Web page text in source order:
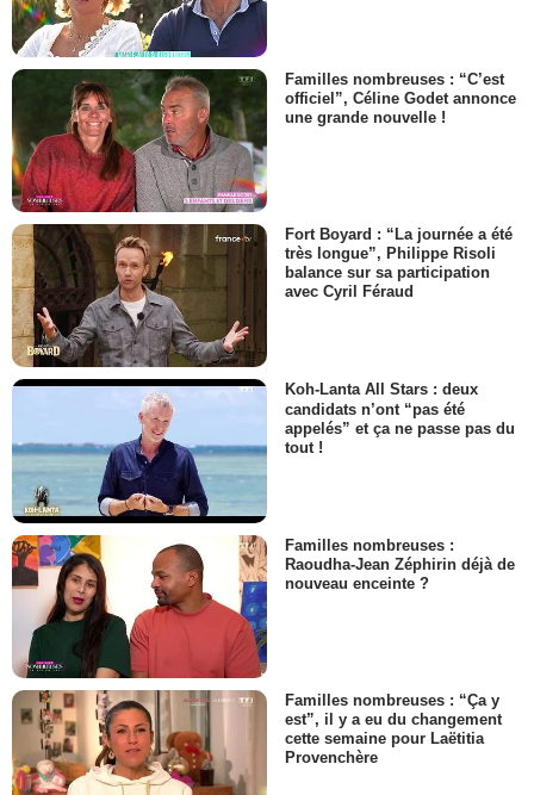
Familles nombreuses : “C’est
officiel”, Céline Godet annonce
une grande nouvelle !
Fort Boyard : “La journée a été
très longue”, Philippe Risoli
balance sur sa participation
avec Cyril Féraud
Koh-Lanta All Stars : deux
candidats n’ont “pas été
appelés” et ça ne passe pas du
tout !
Familles nombreuses :
Raoudha-Jean Zéphirin déjà de
nouveau enceinte ?
Familles nombreuses : “Ça y
est”, il y a eu du changement
cette semaine pour Laëtitia
Provenchère